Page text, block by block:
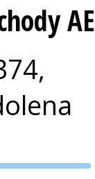
PVA EXPO